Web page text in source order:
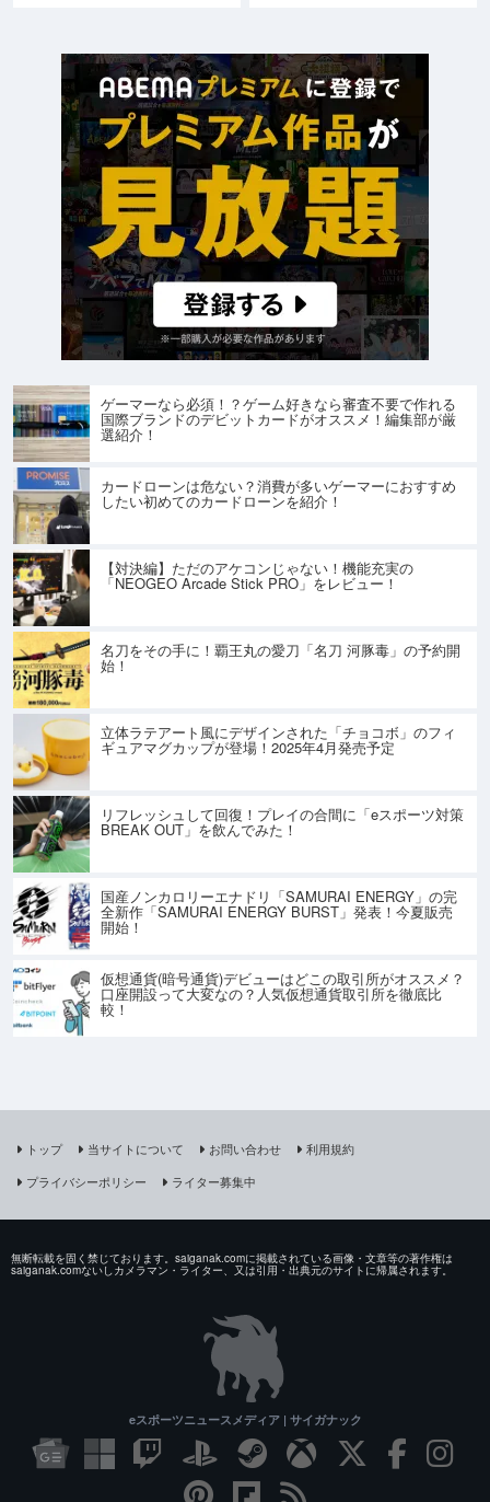
ゲーマーなら必須！？ゲーム好きなら審査不要で作れる
国際ブランドのデビットカードがオススメ！編集部が厳
選紹介！
カードローンは危ない？消費が多いゲーマーにおすすめ
したい初めてのカードローンを紹介！
【対決編】ただのアケコンじゃない！機能充実の
「NEOGEO Arcade Stick PRO」をレビュー！
名刀をその手に！覇王丸の愛刀「名刀 河豚毒」の予約開
始！
立体ラテアート風にデザインされた「チョコボ」のフィ
ギュアマグカップが登場！2025年4月発売予定
リフレッシュして回復！プレイの合間に「eスポーツ対策
BREAK OUT」を飲んでみた！
国産ノンカロリーエナドリ「SAMURAI ENERGY」の完
全新作「SAMURAI ENERGY BURST」発表！今夏販売
開始！
仮想通貨(暗号通貨)デビューはどこの取引所がオススメ？
口座開設って大変なの？人気仮想通貨取引所を徹底比
較！
トップ 当サイトについて お問い合わせ
利用規約
プライバシーポリシー
ライター募集中
無断転載を固く禁じております。saiganak.comに掲載されている画像・文章等の著作権は
saiganak.comないしカメラマン・ライター、又は引用・出典元のサイトに帰属されます。
eスポーツニュースメディア | サイガナック